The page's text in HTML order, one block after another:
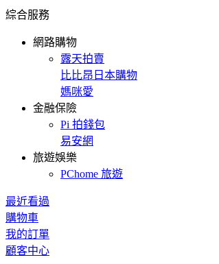
綜合服務
網路購物
露天拍賣
比比昂日本購物
媽咪愛
金融保險
Pi 拍錢包
易安網
旅遊娛樂
PChome 旅遊
最近看過
購物車
我的訂單
顧客中心